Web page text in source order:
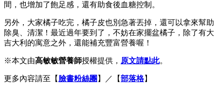
間，也增加了飽足感，還有助食後血糖控制。
另外，大家橘子吃完，橘子皮也別急著丟掉，還可以拿來幫助
除臭、清潔！最近過年要到了，不妨在家擺盆橘子，除了有大
吉大利的寓意之外，還能補充豐富營養喔！
※本文由高敏敏營養師授權提供， 原文請點此。
更多內容請至【 臉書粉絲團 】／【部落格】